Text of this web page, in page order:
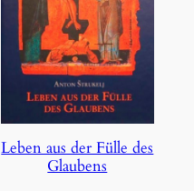
Leben aus der Fülle des
Glaubens